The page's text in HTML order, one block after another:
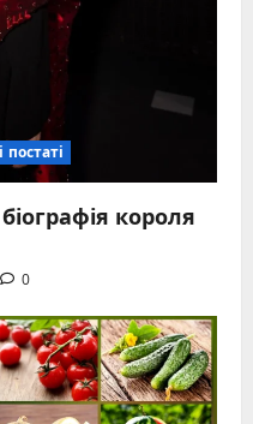
постаті
короля
0